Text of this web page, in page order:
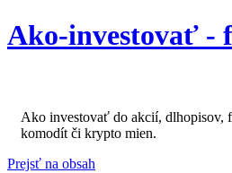
Ako-investovať -
Ako investovať do akcií, dlhopisov,
komodít či krypto mien.
Prejsť na obsah